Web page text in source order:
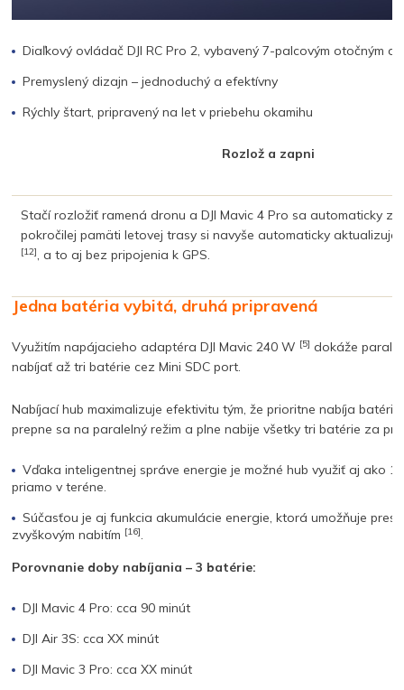
Diaľkový ovládač DJI RC Pro 2, vybavený 7-palcovým otočným
Premyslený dizajn – jednoduchý a efektívny
Rýchly štart, pripravený na let v priebehu okamihu
Rozlož a zapni
Stačí rozložiť ramená dronu a DJI Mavic 4 Pro sa automaticky
pokročilej pamäti letovej trasy si navyše automaticky aktualizuje
[12], a to aj bez pripojenia k GPS.
Jedna batéria vybitá, druhá pripravená
Využitím napájacieho adaptéra DJI Mavic 240 W [5] dokáže
nabíjať až tri batérie cez Mini SDC port.
Nabíjací hub maximalizuje efektivitu tým, že prioritne nabíja
prepne sa na paralelný režim a plne nabije všetky tri batérie za
Vďaka inteligentnej správe energie je možné hub využiť aj ako
priamo v teréne.
Súčasťou je aj funkcia akumulácie energie, ktorá umožňuje
zvyškovým nabitím [16].
Porovnanie doby nabíjania – 3 batérie:
DJI Mavic 4 Pro: cca 90 minút
DJI Air 3S: cca XX minút
DJI Mavic 3 Pro: cca XX minút